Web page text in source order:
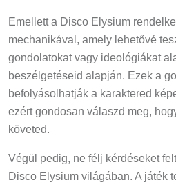
Emellett a Disco Elysium
mechanikával, amely lehetővé
gondolatokat vagy ideológiákat
beszélgetéseid alapján. Ezek a
befolyásolhatják a karaktered
ezért gondosan válaszd meg,
követed.
Végül pedig, ne félj kérdéseket
Disco Elysium világában. A játék